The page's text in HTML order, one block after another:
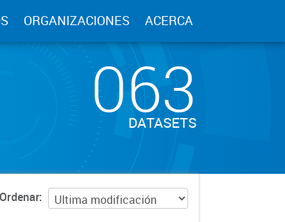
ORGANIZACIONES ACERCA
063
DATASETS
Ordenar